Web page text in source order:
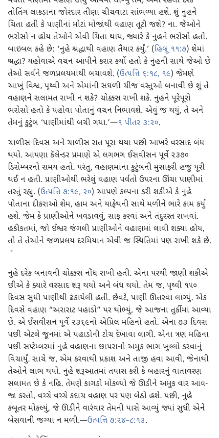
તોતિંગ લાકડાના જોરદાર તીણા ચીચવાટા સાંભળ્યા હશે. શું નુહને
ચિંતા હતી કે પાણીનાં મોટાં મોજાંથી વહાણ તૂટી જશે? ના. જેઓને
ભરોસો ન હોય તેઓને એવી ચિંતા થાય, જ્યારે કે નુહને ભરોસો હતો.
બાઇબલ કહે છે: ‘નુહે શ્રદ્ધાથી વહાણ તૈયાર કર્યું.’ (હિબ્રૂ ૧૧:૭) શેમાં
શ્રદ્ધા? યહોવાએ વચન આપીને કરાર કર્યો હતો કે નુહની સાથે જેઓ છે
તેઓ સર્વને જળપ્રલયમાંથી બચાવશે. (ઉત્પત્તિ ૬:૧૮, ૧૯) જેમણે
આખું વિશ્વ, પૃથ્વી અને એમાંની સઘળી ચીજ વસ્તુઓ બનાવી છે શું તે
વહાણને સલામત રાખી ન શકે? ચોક્કસ રાખી શકે. નુહને પૂરેપૂરો
ભરોસો હતો કે યહોવા પોતાનું વચન નિભાવશે. એવું જ થયું, તે અને
તેમનું કુટુંબ ‘પાણીમાંથી બચી ગયા.’—૧ પીતર ૩:૨૦.
ચાળીસ દિવસ અને ચાળીસ રાત પૂરા થયા પછી આખરે વરસાદ બંધ
થયો. આપણા કૅલેન્ડર પ્રમાણે એ લગભગ ઈસવીસન પૂર્વે ૨૩૭૦
ડિસેમ્બરનો સમય હતો. પરંતુ, વહાણમાંના કુટુંબની મુસાફરી હજુ પૂરી
થઈ ન હતી. પ્રાણીઓથી ભરેલું વહાણ પર્વતો ઉપરના ઊંચા પાણીમાં
તરતું રહ્યું. (ઉત્પત્તિ ૭:૧૯, ૨૦) આપણે કલ્પના કરી શકીએ કે નુહે
પોતાના દીકરાઓ શેમ, હામ અને યાફેથની સાથે મળીને ભારે કામ કર્યું
હશે. જેમ કે પ્રાણીઓને ખવડાવવું, સાફ કરવાં અને તંદુરસ્ત રાખવાં.
હકીકતમાં, જો ઈશ્વર જંગલી પ્રાણીઓને વહાણમાં લાવી શક્યા હોય,
તો તે તેઓને જળપ્રલય દરમિયાન એવી જ સ્થિતિમાં પણ રાખી શકે છે.
*
નુહે દરેક બનાવની ચોક્કસ નોંધ રાખી હતી. એના પરથી જાણી શકીએ
છીએ કે ક્યારે વરસાદ શરૂ થયો અને બંધ થયો. તેમ જ, પૃથ્વી ૧૫૦
દિવસ સુધી પાણીથી ઢંકાયેલી હતી. છેવટે, પાણી ઊતરવા લાગ્યું. એક
દિવસે વહાણ “અરારાટ પહાડો” પર થોભ્યું, જે આજના તુર્કીમાં આવ્યા
છે. એ ઈસવીસન પૂર્વે ૨૩૬૯નો એપ્રિલ મહિનો હતો. એના ૭૩ દિવસ
પછી એટલે જૂનમાં એ પહાડોની ટોચ દેખાવા લાગી. એના ત્રણ મહિના
પછી સપ્ટેમ્બરમાં નુહે વહાણના છાપરાનો અમુક ભાગ ખુલ્લો કરવાનું
વિચાર્યું. સાચે જ, એમ કરવાથી પ્રકાશ અને તાજી હવા આવી, જેનાથી
તેઓને લાભ થયો. નુહે શરૂઆતમાં તપાસ કરી કે બહારનું વાતાવરણ
સલામત છે કે નહિ. તેમણે કાગડો મોકલ્યો જે ઊડીને અમુક વાર આવ-
જા કરતો, વચ્ચે વચ્ચે કદાચ વહાણ પર પણ બેઠો હશે. પછી, નુહે
કબૂતર મોકલ્યું, જે ઊડીને વારંવાર તેમની પાસે આવ્યું જ્યાં સુધી એને
બેસવાની જગ્યા ન મળી.—ઉત્પત્તિ ૭:૨૪–૮:૧૩.